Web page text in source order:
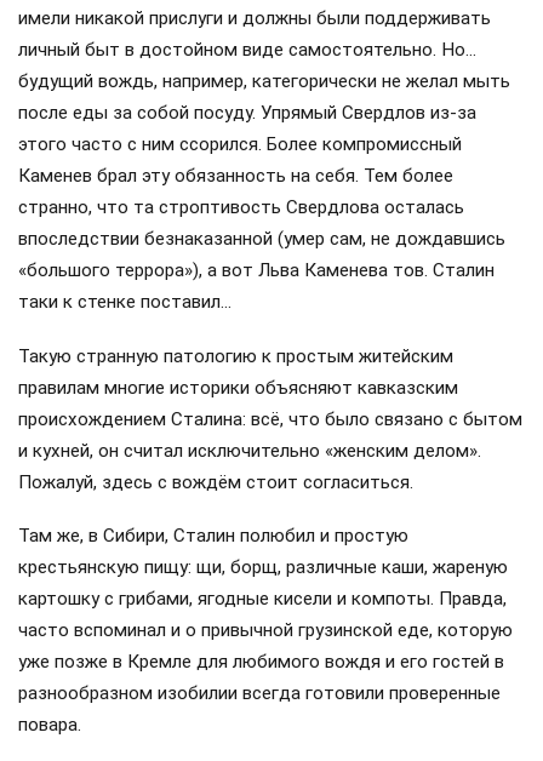
имели никакой прислуги и должны были поддерживать
личный быт в достойном виде самостоятельно. Но…
будущий вождь, например, категорически не желал мыть
после еды за собой посуду. Упрямый Свердлов из-за
этого часто с ним ссорился. Более компромиссный
Каменев брал эту обязанность на себя. Тем более
странно, что та строптивость Свердлова осталась
впоследствии безнаказанной (умер сам, не дождавшись
«большого террора»), а вот Льва Каменева тов. Сталин
таки к стенке поставил…
Такую странную патологию к простым житейским
правилам многие историки объясняют кавказским
происхождением Сталина: всё, что было связано с бытом
и кухней, он считал исключительно «женским делом».
Пожалуй, здесь с вождём стоит согласиться.
Там же, в Сибири, Сталин полюбил и простую
крестьянскую пищу: щи, борщ, различные каши, жареную
картошку с грибами, ягодные кисели и компоты. Правда,
часто вспоминал и о привычной грузинской еде, которую
уже позже в Кремле для любимого вождя и его гостей в
разнообразном изобилии всегда готовили проверенные
повара.